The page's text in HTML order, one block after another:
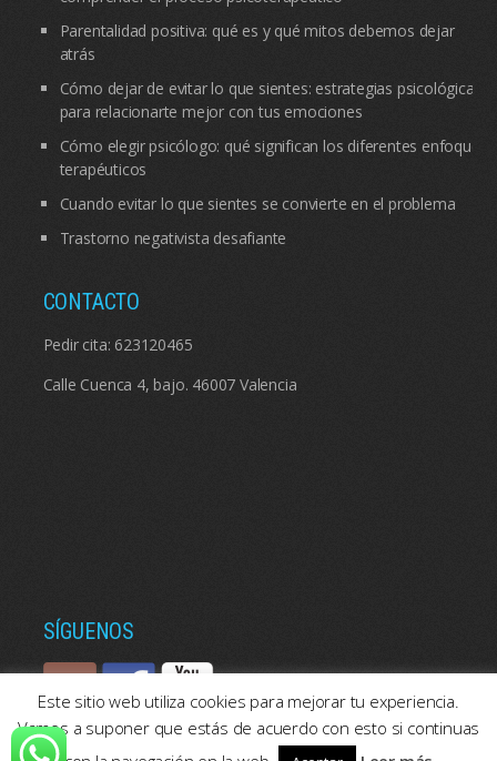
Parentalidad positiva: qué es y qué mitos debemos dejar
atrás
Cómo dejar de evitar lo que sientes: estrategias psicológicas
para relacionarte mejor con tus emociones
Cómo elegir psicólogo: qué significan los diferentes enfoques
terapéuticos
Cuando evitar lo que sientes se convierte en el problema
Trastorno negativista desafiante
CONTACTO
Pedir cita: 623120465
Calle Cuenca 4, bajo. 46007 Valencia
SÍGUENOS
Este sitio web utiliza cookies para mejorar tu experiencia.
Vamos a suponer que estás de acuerdo con esto si continuas